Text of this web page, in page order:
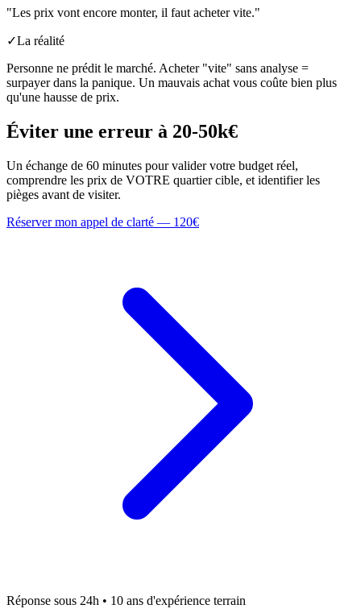
"Les prix vont encore monter, il faut acheter vite."
✓La réalité
Personne ne prédit le marché. Acheter "vite" sans analyse =
surpayer dans la panique. Un mauvais achat vous coûte bien plus
qu'une hausse de prix.
Éviter une erreur à 20-50k€
Un échange de 60 minutes pour valider votre budget réel,
comprendre les prix de VOTRE quartier cible, et identifier les
pièges avant de visiter.
Réserver mon appel de clarté — 120€
Réponse sous 24h • 10 ans d'expérience terrain